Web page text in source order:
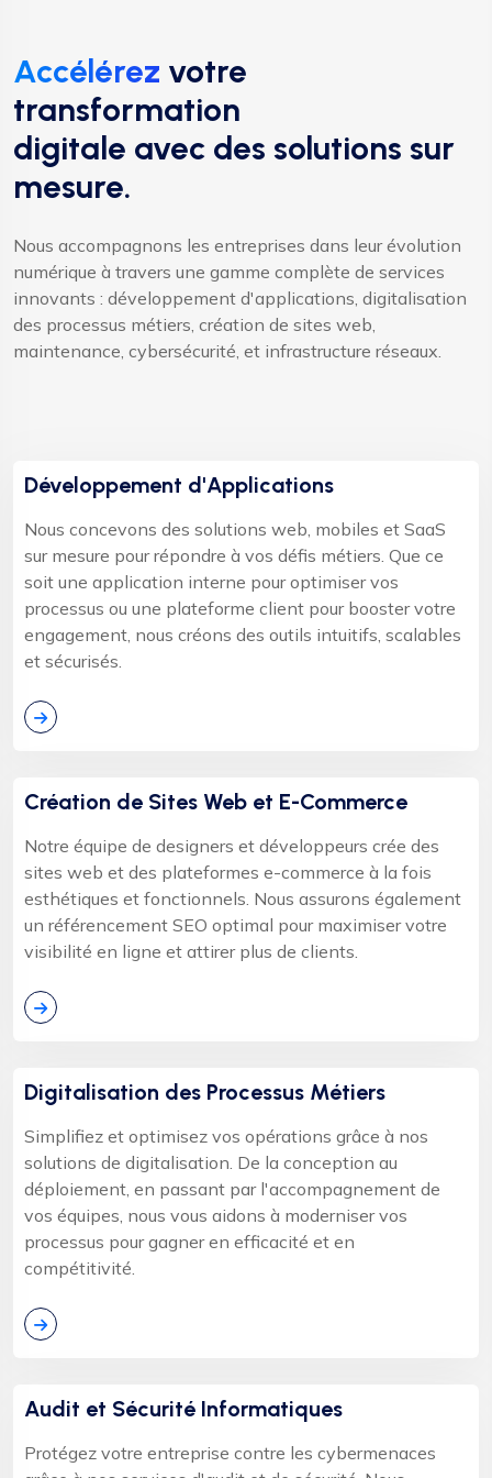
Accélérez votre
transformation
digitale avec des solutions sur
mesure.
Nous accompagnons les entreprises dans leur évolution
numérique à travers une gamme complète de services
innovants : développement d'applications, digitalisation
des processus métiers, création de sites web,
maintenance, cybersécurité, et infrastructure réseaux.
Développement d'Applications
Nous concevons des solutions web, mobiles et SaaS
sur mesure pour répondre à vos défis métiers. Que ce
soit une application interne pour optimiser vos
processus ou une plateforme client pour booster votre
engagement, nous créons des outils intuitifs, scalables
et sécurisés.
Création de Sites Web et E-Commerce
Notre équipe de designers et développeurs crée des
sites web et des plateformes e-commerce à la fois
esthétiques et fonctionnels. Nous assurons également
un référencement SEO optimal pour maximiser votre
visibilité en ligne et attirer plus de clients.
Digitalisation des Processus Métiers
Simplifiez et optimisez vos opérations grâce à nos
solutions de digitalisation. De la conception au
déploiement, en passant par l'accompagnement de
vos équipes, nous vous aidons à moderniser vos
processus pour gagner en efficacité et en
compétitivité.
Audit et Sécurité Informatiques
Protégez votre entreprise contre les cybermenaces